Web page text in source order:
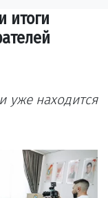
итоги
уже находится